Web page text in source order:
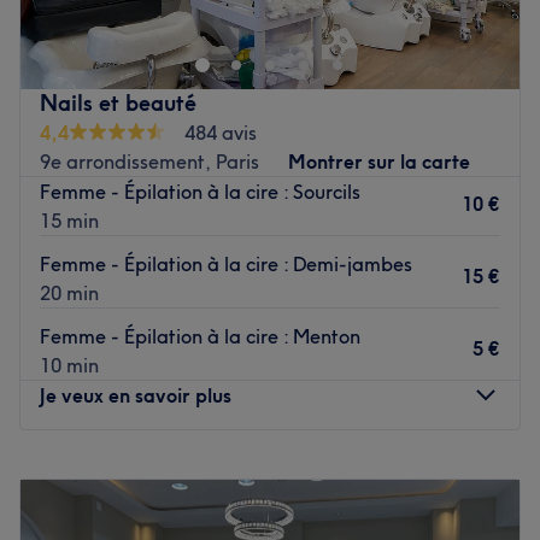
transports en commun.
Voir le salon
arrondissement de Paris. Offrant des prestations
personnalisées, cet institut propose une gamme variée de
soins esthétiques et de bien-être pour répondre à tous vos
besoins. Corrine experte qualifiée, vous accueille avec
professionnalisme et met tout en œuvre pour vous offrir
une expérience unique et relaxante. Découvrez une
sélection exclusive de soins.
.
Voir le salon
Nails et beauté
4,4
484 avis
9e arrondissement, Paris
Montrer sur la carte
Femme - Épilation à la cire : Sourcils
15 min
10 €
Femme - Épilation à la cire : Demi-jambes
20 min
15 €
Femme - Épilation à la cire : Menton
10 min
5 €
Je veux en savoir plus
Mardi
10:00–19:15
19:15